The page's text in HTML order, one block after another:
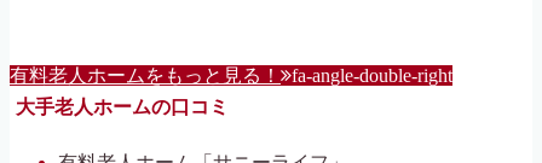
有料老人ホームをもっと見る！ fa-angle-double-right
大手老人ホームの口コミ